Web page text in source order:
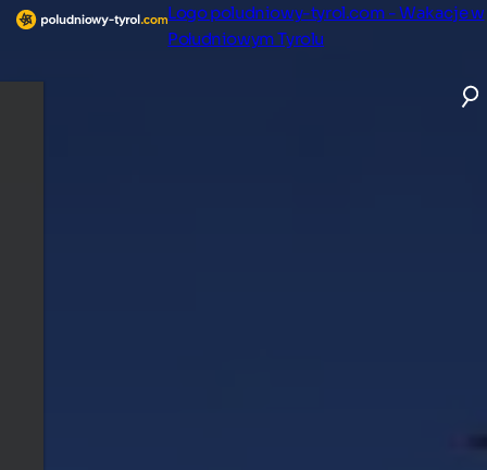
Logo poludniowy-tyrol.com - Wakacje w
Południowym Tyrolu